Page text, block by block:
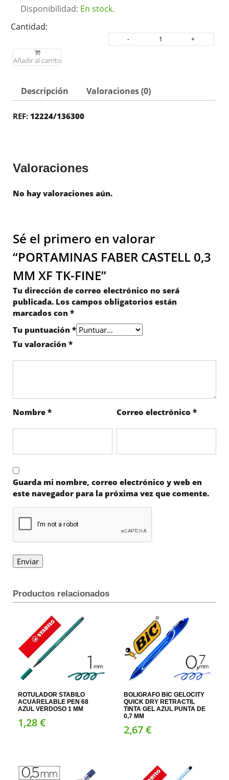
Disponibilidad: En stock.
Cantidad:
Añadir al carrito
Descripción Valoraciones (0)
REF: 12224/136300
Valoraciones
No hay valoraciones aún.
Sé el primero en valorar
“PORTAMINAS FABER CASTELL 0,3
MM XF TK-FINE”
Tu dirección de correo electrónico no será
publicada. Los campos obligatorios están
marcados con*
Tu puntuación*
Tu valoración*
Nombre* Correo electrónico *
Guarda mi nombre, correo electrónico y web en
este navegador para la próxima vez que comente.
Productos relacionados
ROTULADOR STABILO
ACUARELABLE PEN 68
AZUL VERDOSO 1 MM
1,28 €
BOLIGRAFO BIC GELOCITY
QUICK DRY RETRACTIL
TINTA GEL AZUL PUNTA DE
0,7 MM
2,67€